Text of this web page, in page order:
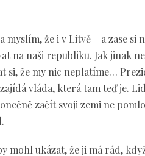
myslím, že i v Litvě – a zase
na naši republiku. Jak jinak
si, že my nic neplatíme…
vláda, která tam teď je.
začít svoji zemi ne
mohl ukázat, že ji má rád,